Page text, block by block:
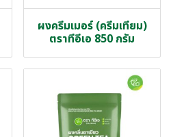
ผงครีมเมอร์ (ครีมเทียม)
ตราทีอีเอ 850 กรัม